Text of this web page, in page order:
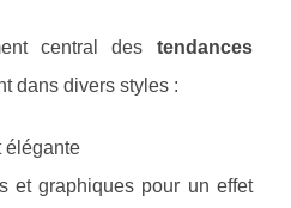
central des tendances
dans divers styles :
élégante
et graphiques pour un effet